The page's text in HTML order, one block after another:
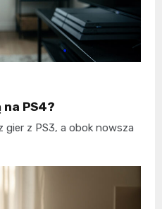
na PS4?
gier z PS3, a obok nowsza